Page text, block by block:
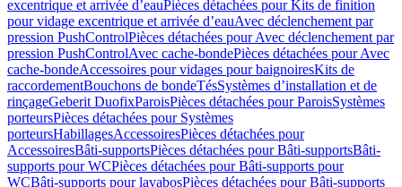
excentrique et arrivée d’eauPièces détachées pour Kits de finition
pour vidage excentrique et arrivée d’eauAvec déclenchement par
pression PushControlPièces détachées pour Avec déclenchement par
pression PushControlAvec cache-bondePièces détachées pour Avec
cache-bondeAccessoires pour vidages pour baignoiresKits de
raccordementBouchons de bondeTésSystèmes d’installation et de
rinçageGeberit DuofixParoisPièces détachées pour ParoisSystèmes
porteursPièces détachées pour Systèmes
porteursHabillagesAccessoiresPièces détachées pour
AccessoiresBâti-supportsPièces détachées pour Bâti-supportsBâti-
supports pour WCPièces détachées pour Bâti-supports pour
WCBâti-supports pour lavabosPièces détachées pour Bâti-supports